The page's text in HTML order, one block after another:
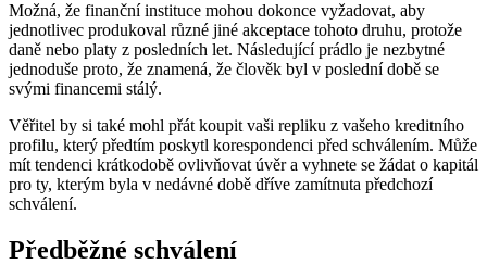
Možná, že finanční instituce mohou dokonce vyžadovat, aby
jednotlivec produkoval různé jiné akceptace tohoto druhu, protože
daně nebo platy z posledních let. Následující prádlo je nezbytné
jednoduše proto, že znamená, že člověk byl v poslední době se
svými financemi stálý.
Věřitel by si také mohl přát koupit vaši repliku z vašeho kreditního
profilu, který předtím poskytl korespondenci před schválením. Může
mít tendenci krátkodobě ovlivňovat úvěr a vyhnete se žádat o kapitál
pro ty, kterým byla v nedávné době dříve zamítnuta předchozí
schválení.
Předběžné schválení